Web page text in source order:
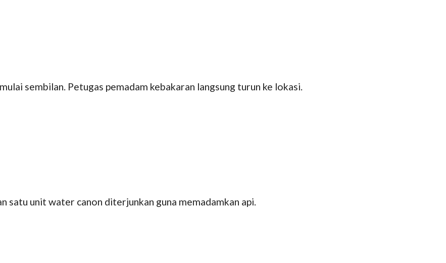
sembilan. Petugas pemadam kebakaran langsung turun ke lokasi.
satu unit water canon diterjunkan guna memadamkan api.